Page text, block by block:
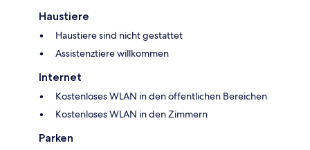
Haustiere
Haustiere sind nicht gestattet
Assistenztiere willkommen
Internet
Kostenloses WLAN in den öffentlichen Bereichen
Kostenloses WLAN in den Zimmern
Parken